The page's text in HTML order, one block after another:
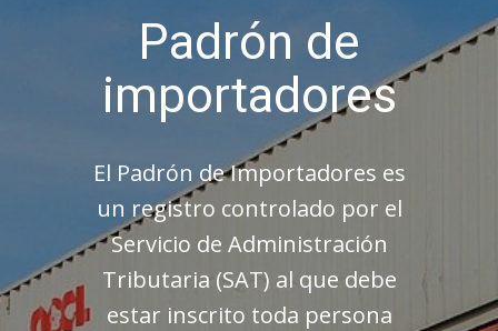
Padrón de
importadores
El Padrón de Importadores es
un registro controlado por el
Servicio de Administración
Tributaria (SAT) al que debe
estar inscrito toda persona